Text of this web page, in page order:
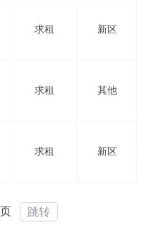
求租 新区
求租 其他
求租 新区
页 跳转